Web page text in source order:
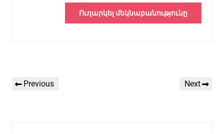
նավարկումը
Previous
Previous
Next
Next